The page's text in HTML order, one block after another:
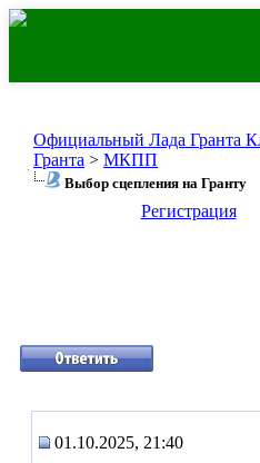
Официальный Лада Гранта
Гранта > МКПП
Выбор сцепления на Гранту
Регистрация
01.10.2025, 21:40